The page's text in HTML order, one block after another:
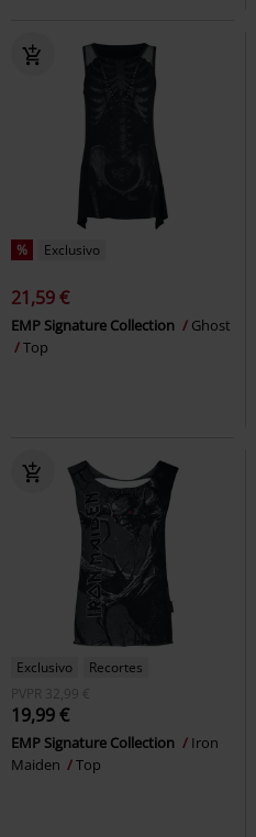
% Exclusivo
21,59 €
EMP Signature Collection
Ghost
Top
Exclusivo
Recortes
PVPR 32,99 €
19,99 €
EMP Signature Collection
Iron
Maiden
Top